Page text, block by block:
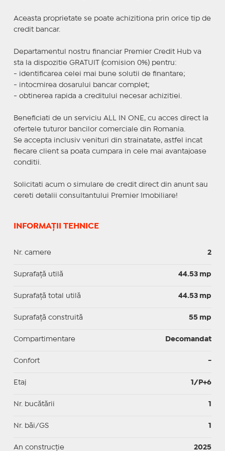
Aceasta proprietate se poate achizitiona prin orice tip de
credit bancar.
Departamentul nostru financiar Premier Credit Hub va
sta la dispozitie GRATUIT (comision 0%) pentru:
- identificarea celei mai bune solutii de finantare;
- intocmirea dosarului bancar complet;
- obtinerea rapida a creditului necesar achizitiei.
Beneficiati de un serviciu ALL IN ONE, cu acces direct la
ofertele tuturor bancilor comerciale din Romania.
Se accepta inclusiv venituri din strainatate, astfel incat
fiecare client sa poata cumpara in cele mai avantajoase
conditii.
Solicitati acum o simulare de credit direct din anunt sau
cereti detalii consultantului Premier Imobiliare!
INFORMAȚII TEHNICE
Nr. camere 2
Suprafaţă utilă 44.53 mp
Suprafaţă total utilă 44.53 mp
Suprafaţă construită 55 mp
Compartimentare Decomandat
Confort -
Etaj 1/P+6
Nr. bucătării 1
Nr. băi/GS 1
An construcție 2025